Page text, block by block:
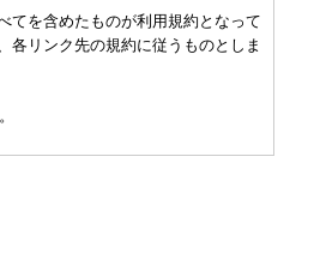
てを含めたものが利用規約となって
各リンク先の規約に従うものとしま